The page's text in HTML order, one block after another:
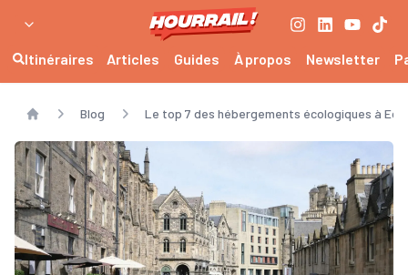
Itinéraires Articles Guides À propos Newsletter
Home
Blog Le top 7 des hébergements écologiques à